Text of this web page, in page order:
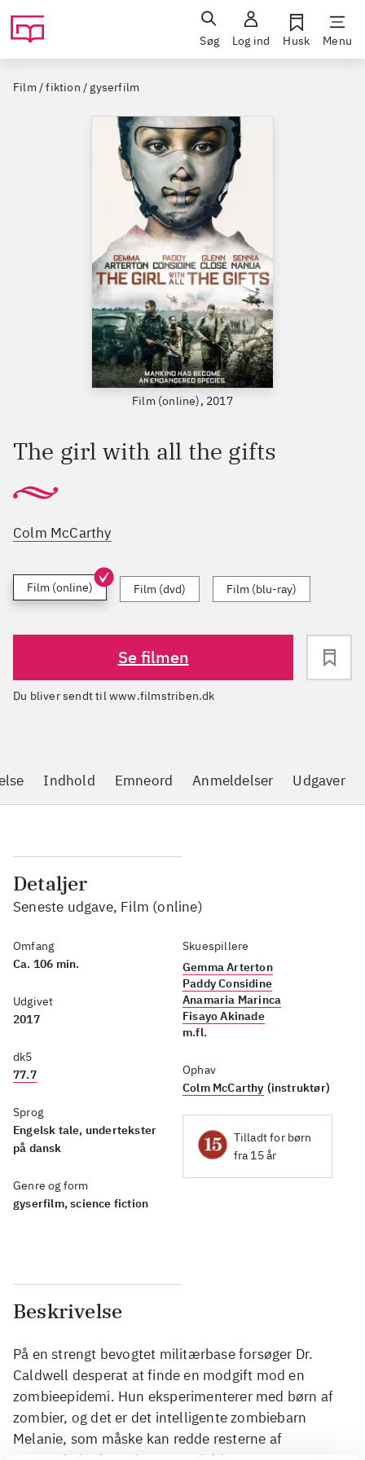
Søg Log ind Husk Menu
Film / fiktion / gyserfilm
Film (online), 2017
The girl with all the gifts
Colm McCarthy
Film (online) Film (dvd) Film (blu-ray)
Se filmen
Du bliver sendt til www.filmstriben.dk
Indhold Emneord Anmeldelser Udgaver
Detaljer
Seneste udgave, Film (online)
Omfang
Ca. 106 min.
Udgivet
2017
dk5
77.7
Sprog
Engelsk tale, undertekster
på dansk
Genre og form
gyserfilm, science fiction
Skuespillere
Gemma Arterton
Paddy Considine
Anamaria Marinca
Fisayo Akinade
m.fl.
Ophav
Colm McCarthy (instruktør)
Tilladt for børn
fra 15 år
Beskrivelse
På en strengt bevogtet militærbase forsøger Dr.
Caldwell desperat at finde en modgift mod en
zombieepidemi. Hun eksperimenterer med børn af
zombier, og det er det intelligente zombiebarn
Melanie, som måske kan redde resterne af